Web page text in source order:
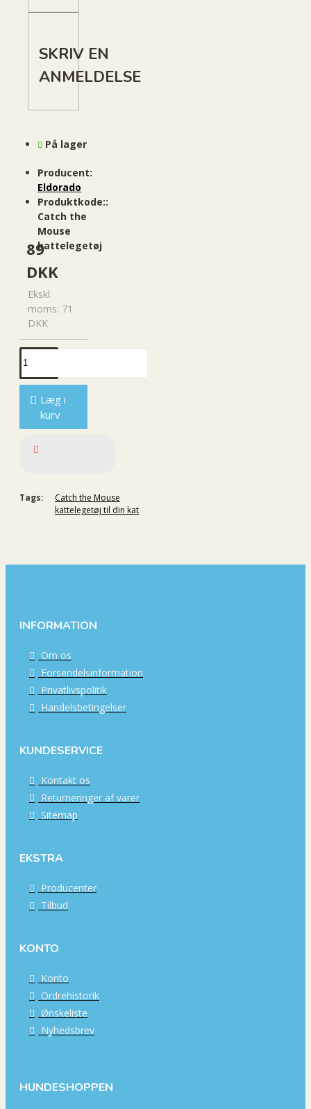
SKRIV EN
ANMELDELSE
89
DKK
Ekskl.
moms: 71
DKK
På lager
Producent:
Eldorado
Produktkode::
Catch the
Mouse
kattelegetøj
Læg i
kurv
Tags:
Catch the Mouse
kattelegetøj til din kat
INFORMATION
Om os
Forsendelsinformation
Privatlivspolitik
Handelsbetingelser
KUNDESERVICE
Kontakt os
Returneringer af varer
Sitemap
EKSTRA
Producenter
Tilbud
KONTO
Konto
Ordrehistorik
Ønskeliste
Nyhedsbrev
HUNDESHOPPEN